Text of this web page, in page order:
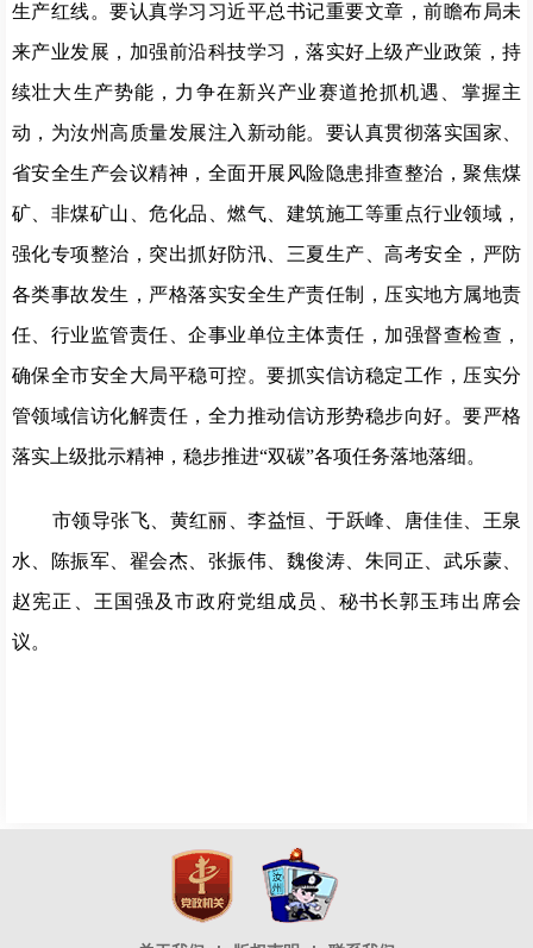
生产红线。要认真学习习近平总书记重要文章，前瞻布局未
来产业发展，加强前沿科技学习，落实好上级产业政策，持
续壮大生产势能，力争在新兴产业赛道抢抓机遇、掌握主
动，为汝州高质量发展注入新动能。要认真贯彻落实国家、
省安全生产会议精神，全面开展风险隐患排查整治，聚焦煤
矿、非煤矿山、危化品、燃气、建筑施工等重点行业领域，
强化专项整治，突出抓好防汛、三夏生产、高考安全，严防
各类事故发生，严格落实安全生产责任制，压实地方属地责
任、行业监管责任、企事业单位主体责任，加强督查检查，
确保全市安全大局平稳可控。要抓实信访稳定工作，压实分
管领域信访化解责任，全力推动信访形势稳步向好。要严格
落实上级批示精神，稳步推进“双碳”各项任务落地落细。
市领导张飞、黄红丽、李益恒、于跃峰、唐佳佳、王泉
水、陈振军、翟会杰、张振伟、魏俊涛、朱同正、武乐蒙、
赵宪正、王国强及市政府党组成员、秘书长郭玉玮出席会
议。